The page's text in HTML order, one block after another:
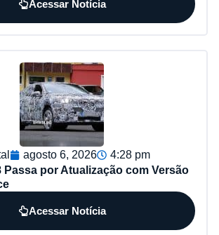
Acessar Notícia
agosto 6, 2026
4:28 pm
Passa por Atualização com Versão
Acessar Notícia